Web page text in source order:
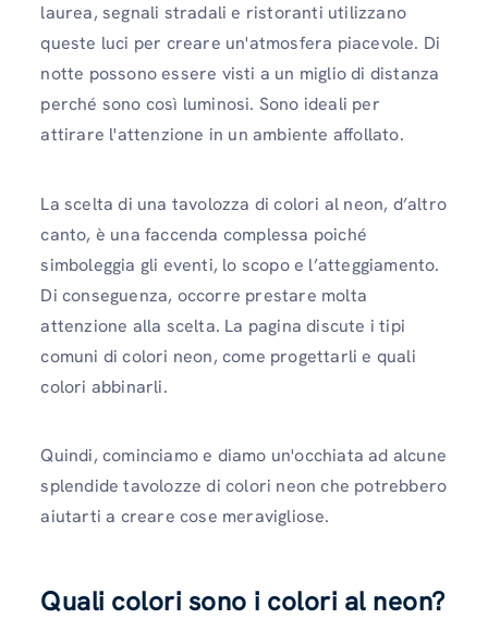
laurea, segnali stradali e ristoranti utilizzano
queste luci per creare un'atmosfera piacevole. Di
notte possono essere visti a un miglio di distanza
perché sono così luminosi. Sono ideali per
attirare l'attenzione in un ambiente affollato.
La scelta di una tavolozza di colori al neon, d’altro
canto, è una faccenda complessa poiché
simboleggia gli eventi, lo scopo e l’atteggiamento.
Di conseguenza, occorre prestare molta
attenzione alla scelta. La pagina discute i tipi
comuni di colori neon, come progettarli e quali
colori abbinarli.
Quindi, cominciamo e diamo un'occhiata ad alcune
splendide tavolozze di colori neon che potrebbero
aiutarti a creare cose meravigliose.
Quali colori sono i colori al neon?